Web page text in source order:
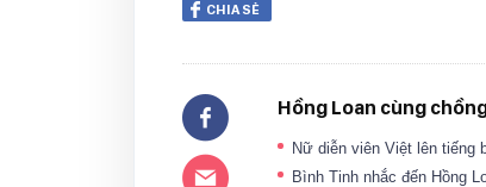
CHIA SẺ
Hồng Loan cùng
Nữ diễn viên Việt lên tiếng
Bình Tinh nhắc đến Hồng